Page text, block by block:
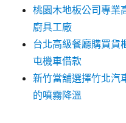
桃園木地板公司專業
廚具工廠
台北高級餐廳購買貨
屯機車借款
新竹當舖選擇竹北汽
的噴霧降溫